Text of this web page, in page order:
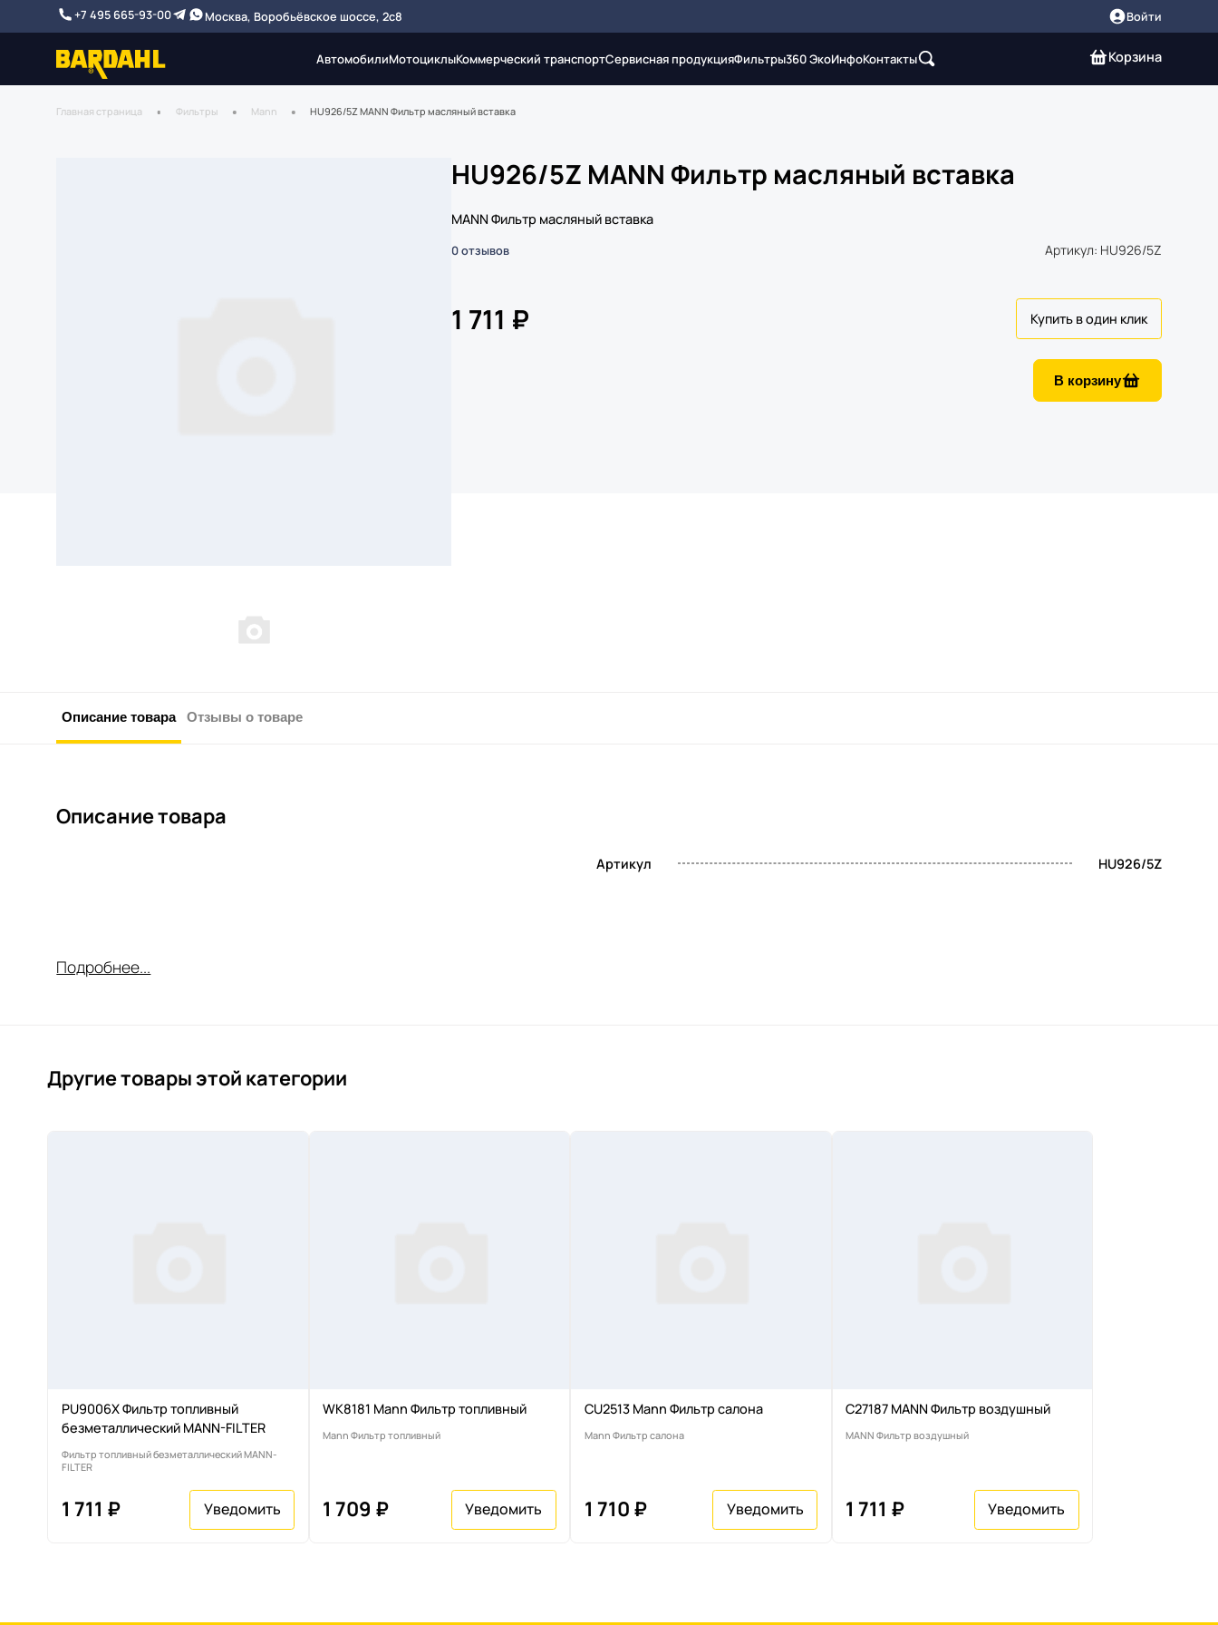
+7 495 665-93-00 Москва, Воробьёвское шоссе, 2с8 Войти
АвтомобилиМотоциклыКоммерческий транспортСервисная продукцияФильтры360 ЭкоИнфоКонтакты Корзина
Главная страница Фильтры Mann HU926/5Z MANN Фильтр масляный вставка
HU926/5Z MANN Фильтр масляный вставка
MANN Фильтр масляный вставка
0 отзывов Артикул: HU926/5Z
1 711 ₽
В корзину
Описание товара Отзывы о товаре
Описание товара
Подробнее...
Артикул HU926/5Z
Другие товары этой категории
PU9006X Фильтр топливный
безметаллический MANN-FILTER
Фильтр топливный безметаллический MANN-
FILTER
1 711 ₽
WK8181 Mann Фильтр топливный
Mann Фильтр топливный
1 709 ₽
CU2513 Mann Фильтр салона
Mann Фильтр салона
1 710 ₽
C27187 MANN Фильтр воздушный
MANN Фильтр воздушный
1 711 ₽